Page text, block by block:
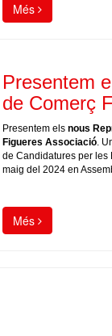
Més
Presentem
de Comerç
Presentem els nous
Figueres Associació.
de Candidatures per les
maig del 2024 en
Més